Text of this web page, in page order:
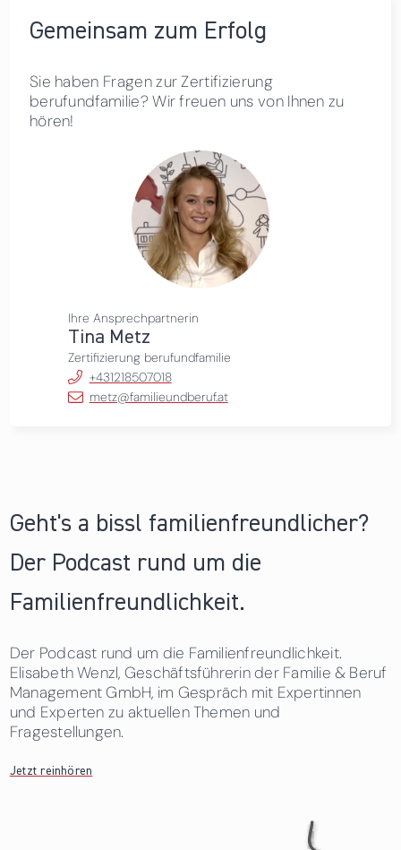
Gemeinsam zum Erfolg
Sie haben Fragen zur Zertifizierung
berufundfamilie? Wir freuen uns von Ihnen zu
hören!
Ihre Ansprechpartnerin
Tina Metz
Zertifizierung berufundfamilie
+431218507018
metz@familieundberuf.at
Geht's a bissl familienfreundlicher?
Der Podcast rund um die
Familienfreundlichkeit.
Der Podcast rund um die Familienfreundlichkeit.
Elisabeth Wenzl, Geschäftsführerin der Familie & Beruf
Management GmbH, im Gespräch mit Expertinnen
und Experten zu aktuellen Themen und
Fragestellungen.
Jetzt reinhören